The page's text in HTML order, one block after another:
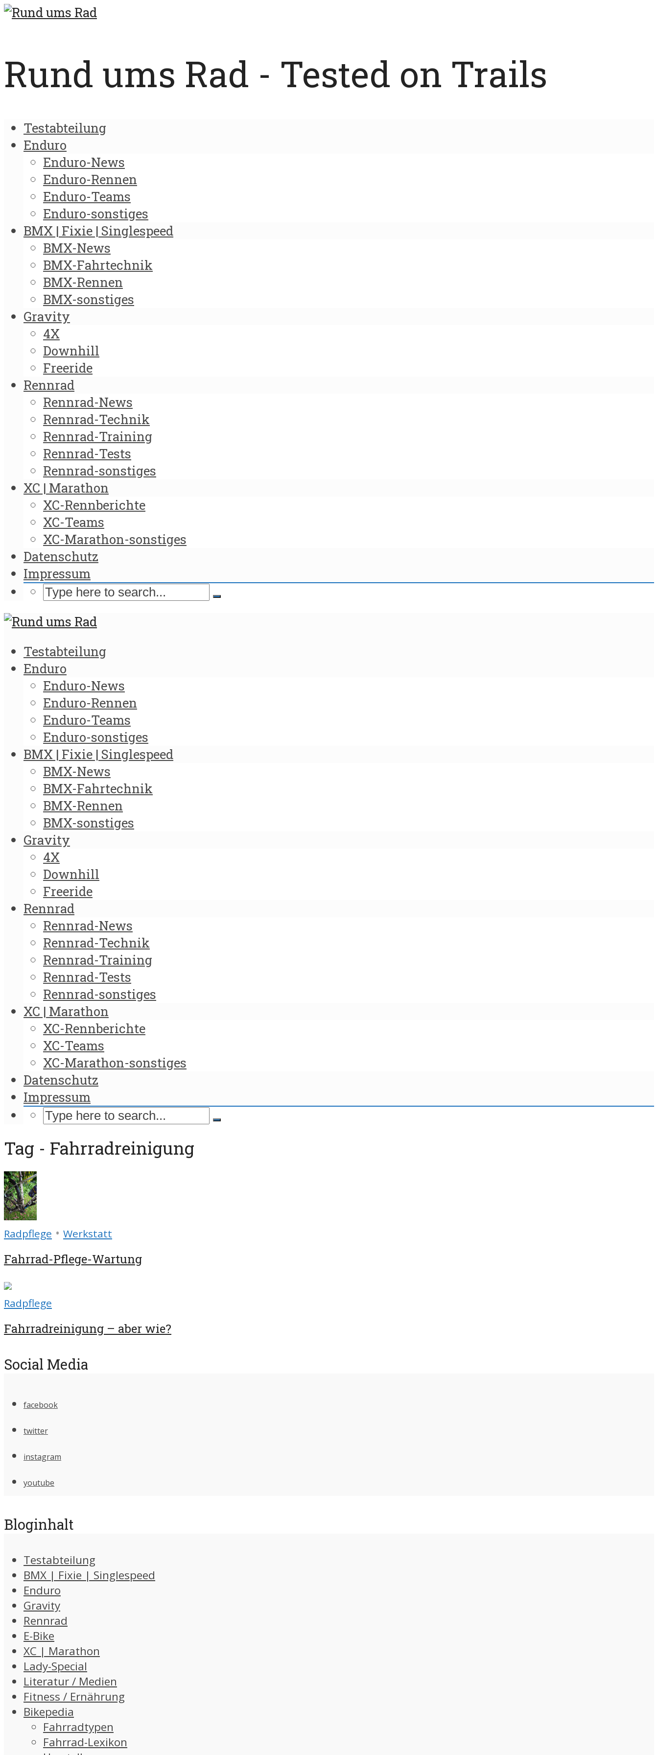
Rund ums Rad - Tested on Trails
Testabteilung
Enduro
Enduro-News
Enduro-Rennen
Enduro-Teams
Enduro-sonstiges
BMX | Fixie | Singlespeed
BMX-News
BMX-Fahrtechnik
BMX-Rennen
BMX-sonstiges
Gravity
4X
Downhill
Freeride
Rennrad
Rennrad-News
Rennrad-Technik
Rennrad-Training
Rennrad-Tests
Rennrad-sonstiges
XC | Marathon
XC-Rennberichte
XC-Teams
XC-Marathon-sonstiges
Datenschutz
Impressum
Testabteilung
Enduro
Enduro-News
Enduro-Rennen
Enduro-Teams
Enduro-sonstiges
BMX | Fixie | Singlespeed
BMX-News
BMX-Fahrtechnik
BMX-Rennen
BMX-sonstiges
Gravity
4X
Downhill
Freeride
Rennrad
Rennrad-News
Rennrad-Technik
Rennrad-Training
Rennrad-Tests
Rennrad-sonstiges
XC | Marathon
XC-Rennberichte
XC-Teams
XC-Marathon-sonstiges
Datenschutz
Impressum
Tag - Fahrradreinigung
Radpflege • Werkstatt
Fahrrad-Pflege-Wartung
Radpflege
Fahrradreinigung – aber wie?
Social Media
facebook
twitter
instagram
youtube
Bloginhalt
Testabteilung
BMX | Fixie | Singlespeed
Enduro
Gravity
Rennrad
E-Bike
XC | Marathon
Lady-Special
Literatur / Medien
Fitness / Ernährung
Bikepedia
Fahrradtypen
Fahrrad-Lexikon